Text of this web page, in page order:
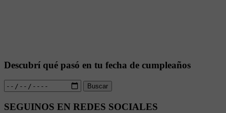
Descubrí qué pasó en tu fecha de cumpleaños
Buscar
SEGUINOS EN REDES SOCIALES